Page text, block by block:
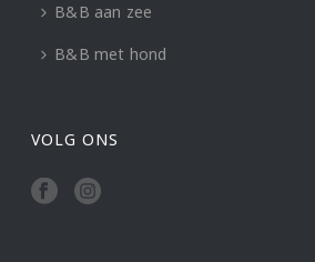
B&B aan zee
B&B met hond
VOLG ONS